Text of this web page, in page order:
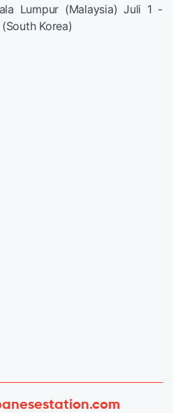
Lumpur (Malaysia) Juli 1 -
Korea)